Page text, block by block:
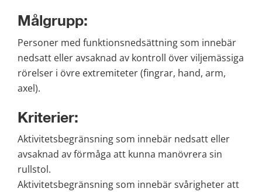
Målgrupp:
Personer med funktionsnedsättning som innebär
nedsatt eller avsaknad av kontroll över viljemässiga
rörelser i övre extremiteter (fingrar, hand, arm,
axel).
Kriterier:
Aktivitetsbegränsning som innebär nedsatt eller
avsaknad av förmåga att kunna manövrera sin
rullstol.
Aktivitetsbegränsning som innebär svårigheter att